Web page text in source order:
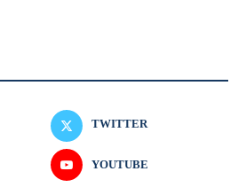
TWITTER
YOUTUBE